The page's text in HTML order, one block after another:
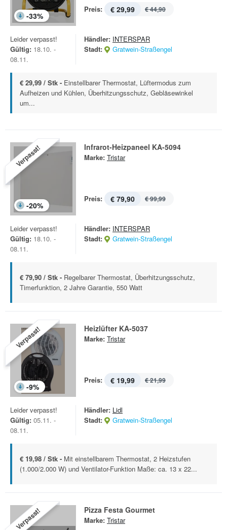
-33%
Preis: € 29,99 € 44,90
Leider verpasst!
Gültig: 18.10. -
08.11.
Händler: INTERSPAR
Stadt:
Gratwein-Straßengel
€ 29,99 / Stk - Einstellbarer Thermostat, Lüftermodus zum
Aufheizen und Kühlen, Überhitzungsschutz, Gebläsewinkel
um...
Verpasst!
-20%
Infrarot-Heizpaneel KA-5094
Marke: Tristar
Preis: € 79,90 € 99,99
Leider verpasst!
Gültig: 18.10. -
08.11.
Händler: INTERSPAR
Stadt:
Gratwein-Straßengel
€ 79,90 / Stk - Regelbarer Thermostat, Überhitzungsschutz,
Timerfunktion, 2 Jahre Garantie, 550 Watt
Verpasst!
-9%
Heizlüfter KA-5037
Marke: Tristar
Preis: € 19,99 € 21,99
Leider verpasst!
Gültig: 05.11. -
08.11.
Händler: Lidl
Stadt:
Gratwein-Straßengel
€ 19,98 / Stk - Mit einstellbarem Thermostat, 2 Heizstufen
(1.000/2.000 W) und Ventilator-Funktion Maße: ca. 13 x 22...
Verpasst! Pizza Festa Gourmet
Marke: Tristar